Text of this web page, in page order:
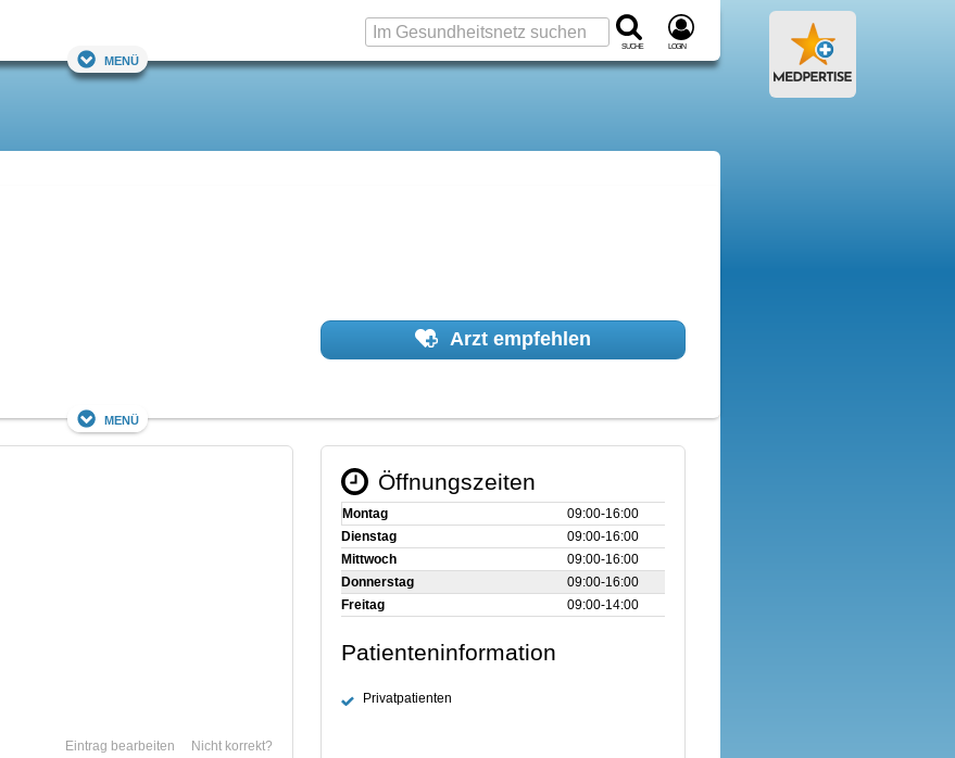
Suche Login
Menü
Arzt empfehlen
Menü
Nicht korrekt?
Eintrag bearbeiten
Öffnungszeiten
Montag
09:00‑16:00
Dienstag
09:00‑16:00
Mittwoch
09:00‑16:00
Donnerstag
09:00‑16:00
Freitag
09:00‑14:00
Patienteninformation
Privatpatienten